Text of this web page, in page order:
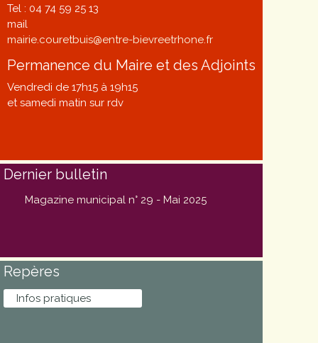
Tel : 04 74 59 25 13
mail
mairie.couretbuis@entre-bievreetrhone.fr
Permanence du Maire et des Adjoints
Vendredi de 17h15 à 19h15
et samedi matin sur rdv
Dernier bulletin
Magazine municipal n° 29 - Mai 2025
Repères
Infos pratiques